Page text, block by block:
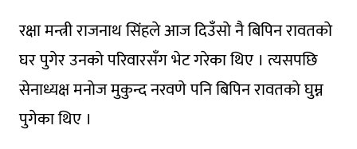
रक्षा मन्त्री राजनाथ सिंहले आज दिउँसाे नै बिपिन रावतकाे
घर पुगेर उनकाे परिवारसँग भेट गरेका थिए । त्यसपछि
सेनाध्यक्ष मनाेज मुकुन्द नरवणे पनि बिपिन रावतकाे घुम्न
पुगेका थिए ।